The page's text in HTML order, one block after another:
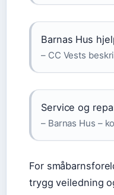
Barnas Hus
– CC Vests
Service og
– Barnas Hus –
For
trygg veiledning